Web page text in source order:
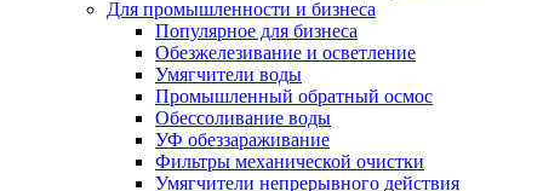
Для промышленности и бизнеса
Популярное для бизнеса
Обезжелезивание и осветление
Умягчители воды
Промышленный обратный осмос
Обессоливание воды
УФ обеззараживание
Фильтры механической очистки
Умягчители непрерывного действия